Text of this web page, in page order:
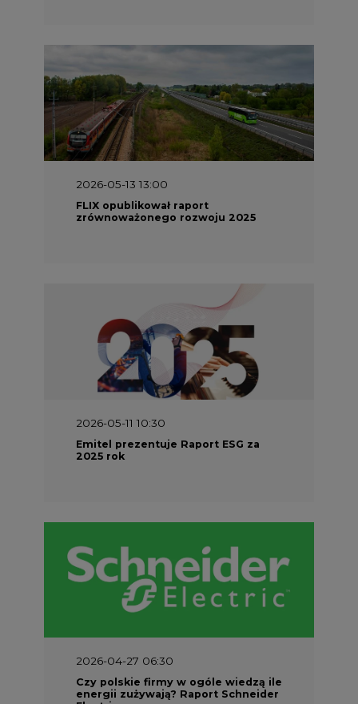
2026-05-13 13:00
FLIX opublikował raport
zrównoważonego rozwoju 2025
2026-05-11 10:30
Emitel prezentuje Raport ESG za
2025 rok
2026-04-27 06:30
Czy polskie firmy w ogóle wiedzą ile
energii zużywają? Raport Schneider